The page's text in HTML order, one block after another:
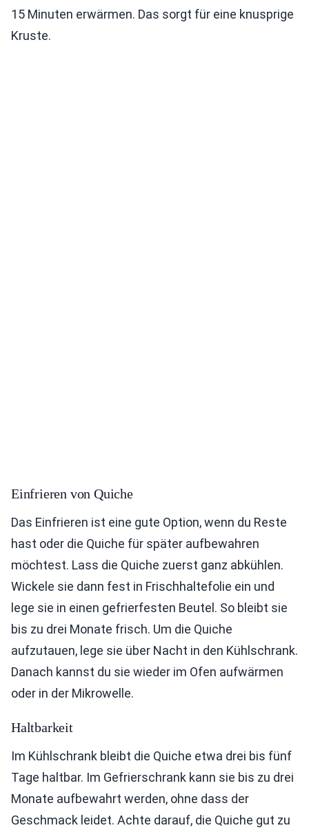
15 Minuten erwärmen. Das sorgt für eine knusprige
Kruste.
Einfrieren von Quiche
Das Einfrieren ist eine gute Option, wenn du Reste
hast oder die Quiche für später aufbewahren
möchtest. Lass die Quiche zuerst ganz abkühlen.
Wickele sie dann fest in Frischhaltefolie ein und
lege sie in einen gefrierfesten Beutel. So bleibt sie
bis zu drei Monate frisch. Um die Quiche
aufzutauen, lege sie über Nacht in den Kühlschrank.
Danach kannst du sie wieder im Ofen aufwärmen
oder in der Mikrowelle.
Haltbarkeit
Im Kühlschrank bleibt die Quiche etwa drei bis fünf
Tage haltbar. Im Gefrierschrank kann sie bis zu drei
Monate aufbewahrt werden, ohne dass der
Geschmack leidet. Achte darauf, die Quiche gut zu